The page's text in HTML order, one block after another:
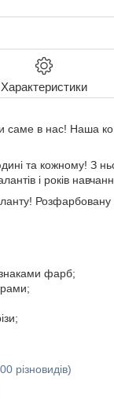
Характеристики
в нас! Наша
та кожному! З
і років
Розфарбовану
фарб;
різновидів)